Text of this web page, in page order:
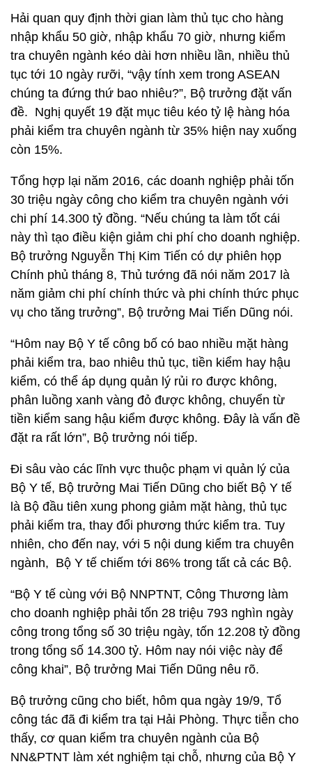
Hải quan quy định thời gian làm thủ tục cho hàng
nhập khẩu 50 giờ, nhập khẩu 70 giờ, nhưng kiểm
tra chuyên ngành kéo dài hơn nhiều lần, nhiều thủ
tục tới 10 ngày rưỡi, “vậy tính xem trong ASEAN
chúng ta đứng thứ bao nhiêu?”, Bộ trưởng đặt vấn
đề. Nghị quyết 19 đặt mục tiêu kéo tỷ lệ hàng hóa
phải kiểm tra chuyên ngành từ 35% hiện nay xuống
còn 15%.
Tổng hợp lại năm 2016, các doanh nghiệp phải tốn
30 triệu ngày công cho kiểm tra chuyên ngành với
chi phí 14.300 tỷ đồng. “Nếu chúng ta làm tốt cái
này thì tạo điều kiện giảm chi phí cho doanh nghiệp.
Bộ trưởng Nguyễn Thị Kim Tiến có dự phiên họp
Chính phủ tháng 8, Thủ tướng đã nói năm 2017 là
năm giảm chi phí chính thức và phi chính thức phục
vụ cho tăng trưởng”, Bộ trưởng Mai Tiến Dũng nói.
“Hôm nay Bộ Y tế công bố có bao nhiều mặt hàng
phải kiểm tra, bao nhiêu thủ tục, tiền kiểm hay hậu
kiểm, có thể áp dụng quản lý rủi ro được không,
phân luồng xanh vàng đỏ được không, chuyển từ
tiền kiểm sang hậu kiểm được không. Đây là vấn đề
đặt ra rất lớn”, Bộ trưởng nói tiếp.
Đi sâu vào các lĩnh vực thuộc phạm vi quản lý của
Bộ Y tế, Bộ trưởng Mai Tiến Dũng cho biết Bộ Y tế
là Bộ đầu tiên xung phong giảm mặt hàng, thủ tục
phải kiểm tra, thay đổi phương thức kiểm tra. Tuy
nhiên, cho đến nay, với 5 nội dung kiểm tra chuyên
ngành, Bộ Y tế chiếm tới 86% trong tất cả các Bộ.
“Bộ Y tế cùng với Bộ NNPTNT, Công Thương làm
cho doanh nghiệp phải tốn 28 triệu 793 nghìn ngày
công trong tổng số 30 triệu ngày, tốn 12.208 tỷ đồng
trong tổng số 14.300 tỷ. Hôm nay nói việc này để
công khai”, Bộ trưởng Mai Tiến Dũng nêu rõ.
Bộ trưởng cũng cho biết, hôm qua ngày 19/9, Tổ
công tác đã đi kiểm tra tại Hải Phòng. Thực tiễn cho
thấy, cơ quan kiểm tra chuyên ngành của Bộ
NN&PTNT làm xét nghiệm tại chỗ, nhưng của Bộ Y